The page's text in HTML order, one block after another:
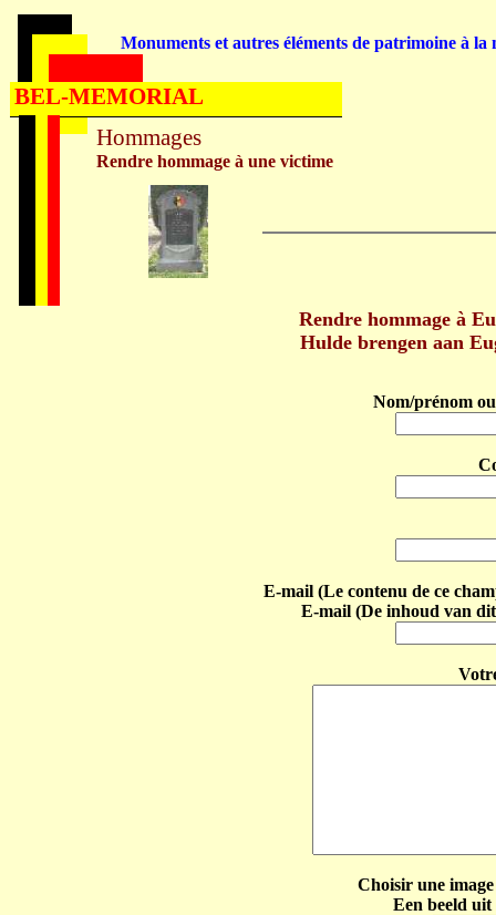
Rendre hommage à
Hulde brengen aan
Nom/prénom
E-mail (Le contenu de ce
E-mail (De inhoud van
Choisir une
Een beeld
Hommages
Rendre hommage à une victime
Monuments et autres éléments de patrimoine à la
BEL-MEMORIAL